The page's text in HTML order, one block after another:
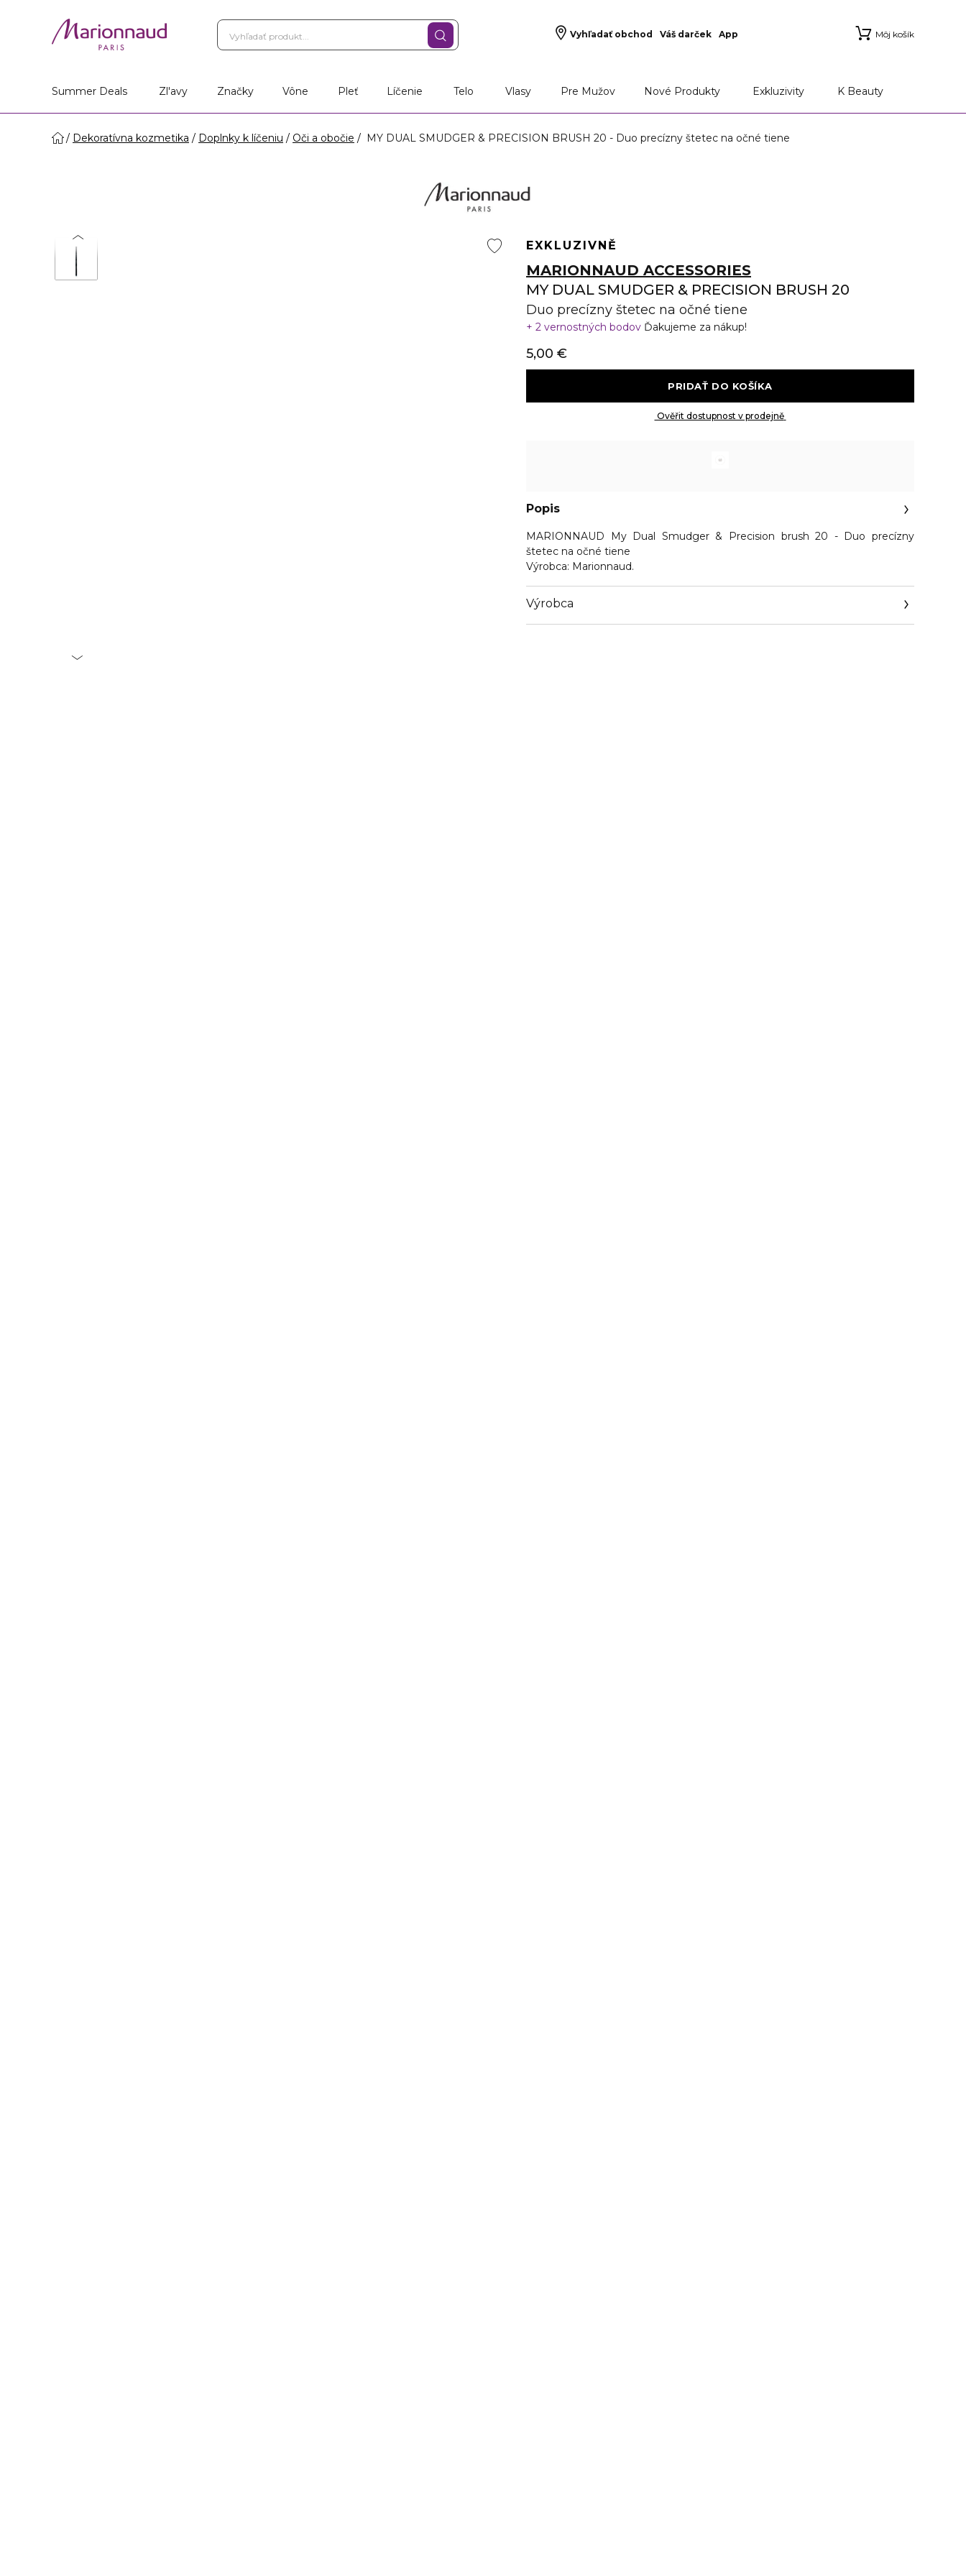
Vyhľadať obchod Váš darček App Môj košík
Summer Deals Zl'avy Značky Vône Pleť Líčenie Telo Vlasy Pre Mužov Nové Produkty Exkluzivity K Beauty
Dekoratívna kozmetika Doplnky k líčeniu Oči a obočie MY DUAL SMUDGER & PRECISION BRUSH 20 - Duo precízny štetec na očné tiene
EXKLUZIVNĚ
MARIONNAUD ACCESSORIES
MY DUAL SMUDGER & PRECISION BRUSH 20
Duo precízny štetec na očné tiene
2 vernostných bodov Ďakujeme za nákup!
5,00 €
Ověřit dostupnost v prodejně
Popis
MARIONNAUD My Dual Smudger & Precision brush 20 - Duo precízny
štetec na očné tiene
Výrobca: Marionnaud.
Výrobca